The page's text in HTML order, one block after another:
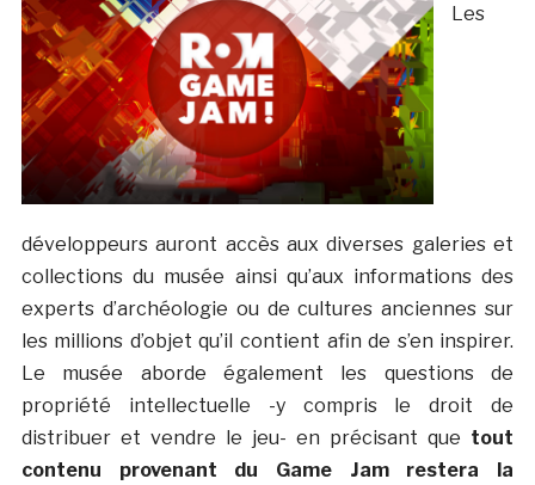
Les
développeurs auront accès aux diverses galeries et
collections du musée ainsi qu’aux informations des
experts d’archéologie ou de cultures anciennes sur
les millions d’objet qu’il contient afin de s’en inspirer.
Le musée aborde également les questions de
propriété intellectuelle -y compris le droit de
distribuer et vendre le jeu- en précisant que tout
contenu provenant du Game Jam restera la